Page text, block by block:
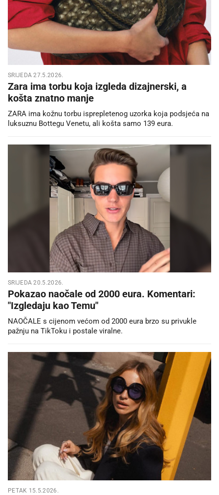
SRIJEDA 27.5.2026.
Zara ima torbu koja izgleda dizajnerski, a
košta znatno manje
ZARA ima kožnu torbu isprepletenog uzorka koja podsjeća na
luksuznu Bottegu Venetu, ali košta samo 139 eura.
SRIJEDA 20.5.2026.
Pokazao naočale od 2000 eura. Komentari:
"Izgledaju kao Temu"
NAOČALE s cijenom većom od 2000 eura brzo su privukle
pažnju na TikToku i postale viralne.
PETAK 15.5.2026.